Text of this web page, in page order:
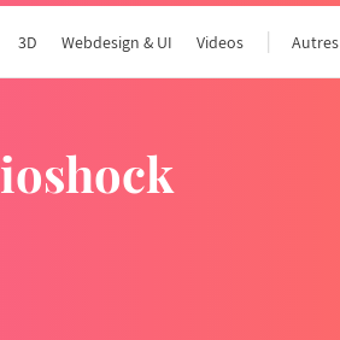
3D Webdesign & UI Videos Autres
bioshock